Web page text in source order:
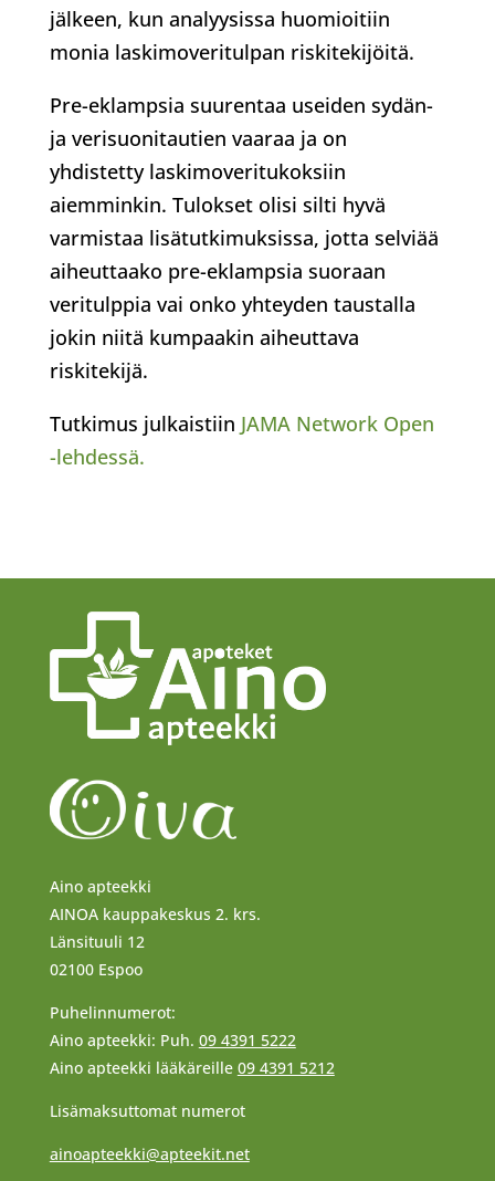
jälkeen, kun analyysissa huomioitiin
monia laskimoveritulpan riskitekijöitä.
Pre-eklampsia suurentaa useiden sydän-
ja verisuonitautien vaaraa ja on
yhdistetty laskimoveritukoksiin
aiemminkin. Tulokset olisi silti hyvä
varmistaa lisätutkimuksissa, jotta selviää
aiheuttaako pre-eklampsia suoraan
veritulppia vai onko yhteyden taustalla
jokin niitä kumpaakin aiheuttava
riskitekijä.
Tutkimus julkaistiin JAMA Network Open
-lehdessä.
Aino apteekki
AINOA kauppakeskus 2. krs.
Länsituuli 12
02100 Espoo
Puhelinnumerot:
Aino apteekki: Puh. 09 4391 5222
Aino apteekki lääkäreille 09 4391 5212
Lisämaksuttomat numerot
ainoapteekki@apteekit.net